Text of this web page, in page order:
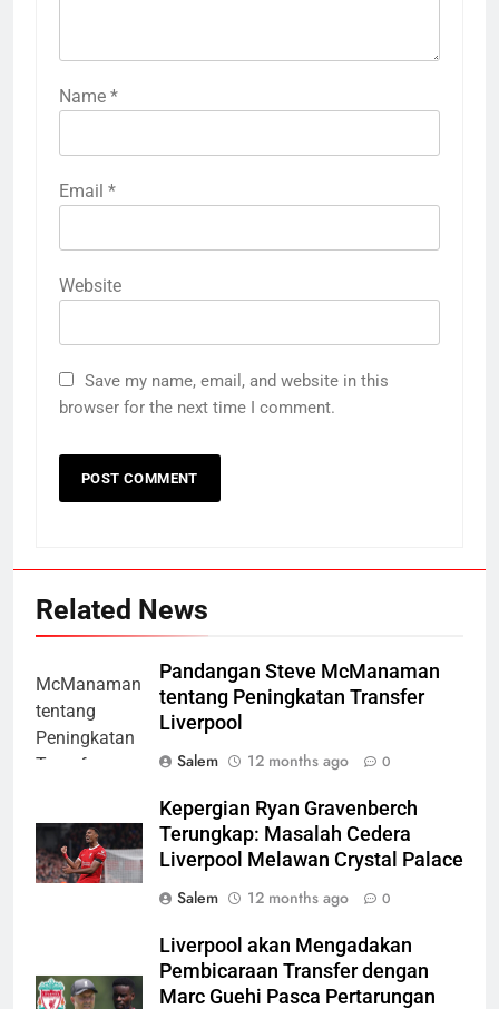
Name *
Email *
Website
Save my name, email, and website in this
browser for the next time I comment.
Related News
Pandangan Steve McManaman
tentang Peningkatan Transfer
Liverpool
Salem
12 months ago 0
Kepergian Ryan Gravenberch
Terungkap: Masalah Cedera
Liverpool Melawan Crystal Palace
Salem
12 months ago 0
Liverpool akan Mengadakan
Pembicaraan Transfer dengan
Marc Guehi Pasca Pertarungan